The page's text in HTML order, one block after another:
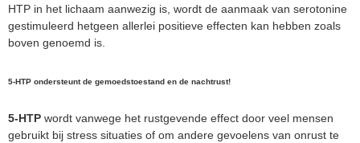
HTP in het lichaam aanwezig is, wordt de aanmaak van serotonine
gestimuleerd hetgeen allerlei positieve effecten kan hebben zoals
boven genoemd is.
5-HTP ondersteunt de gemoedstoestand en de nachtrust!
5-HTP wordt vanwege het rustgevende effect door veel mensen
gebruikt bij stress situaties of om andere gevoelens van onrust te